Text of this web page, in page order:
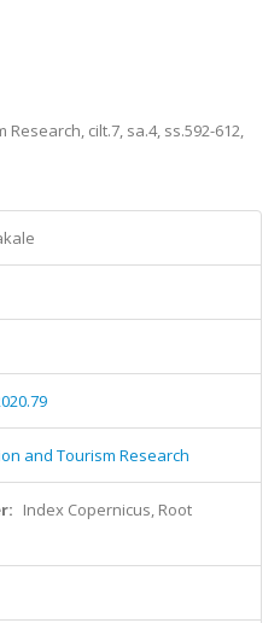
cilt.7, sa.4, ss.592-612,
and Tourism Research
Index Copernicus, Root